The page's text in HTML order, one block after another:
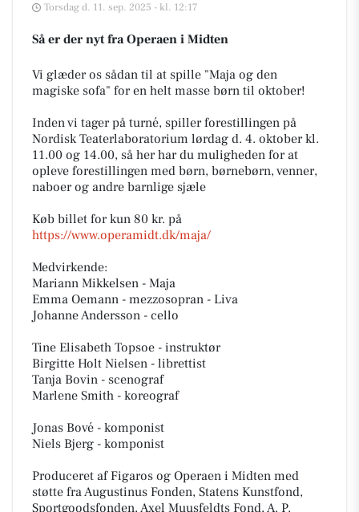
Torsdag d. 11. sep. 2025 - kl. 12:17
Så er der nyt fra Operaen i Midten
Vi glæder os sådan til at spille "Maja og den
magiske sofa" for en helt masse børn til oktober!
Inden vi tager på turné, spiller forestillingen på
Nordisk Teaterlaboratorium lørdag d. 4. oktober kl.
11.00 og 14.00, så her har du muligheden for at
opleve forestillingen med børn, børnebørn, venner,
naboer og andre barnlige sjæle
Køb billet for kun 80 kr. på
https://www.operamidt.dk/maja/
Medvirkende:
Mariann Mikkelsen - Maja
Emma Oemann - mezzosopran - Liva
Johanne Andersson - cello
Tine Elisabeth Topsoe - instruktør
Birgitte Holt Nielsen - librettist
Tanja Bovin - scenograf
Marlene Smith - koreograf
Jonas Bové - komponist
Niels Bjerg - komponist
Produceret af Figaros og Operaen i Midten med
støtte fra Augustinus Fonden, Statens Kunstfond,
Sportgoodsfonden, Axel Muusfeldts Fond, A. P.